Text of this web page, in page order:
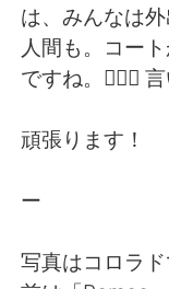
繁體中文
Français
日本語
は、みんなは
人間も。コー
ですね。🤷🏻‍♀️
頑張ります！
ー
写真はコロラ